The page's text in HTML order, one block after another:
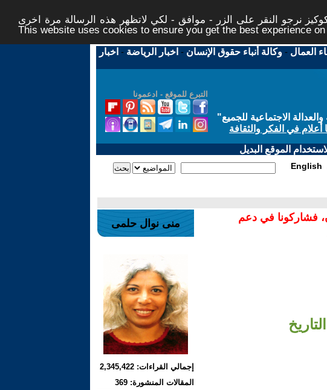
نرجو النقر على الزر - موافق - لكي لاتظهر هذه الرسالة مرة اخرى -
This website uses cookies to ensure you get the best experience
العمال -وكالة أنباء حقوق الإنسان - اخبار الرياضة - اخبار
التبرع للموقع - ادعمونا
الاجتماعية للجميع"
في الفكر والثقافة
الموقع البديل
English
فشاركونا في دعم
منى نوال حلمى
إجمالي القراءات: 2,345,422
المقالات المنشورة: 369